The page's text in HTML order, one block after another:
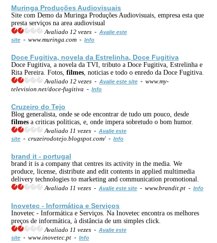
Muringa Produções Audiovisuais
Site com Demo da Muringa Produções Audiovisuais, empresa esta que
presta serviços na area audiovisual
Avaliado 12 vezes - Avalie este
site - www.muringa.com - Info
Doce Fugitiva, novela da Estrelinha, Doce Fugitiva
Doce Fugitiva, a novela da TVI, tributo a Doce Fugitiva, Estrelinha e
Rita Pereira. Fotos, filmes , noticias e todo o enredo da Doce Fugitiva.
Avaliado 12 vezes - Avalie este site - www.my-
television.net/doce-fugitiva - Info
Cruzeiro do Tejo
Blog generalista, onde se ode encontrar de tudo um pouco, desde
filmes a criticas politicas, e, onde impera sobretudo o bom humor.
Avaliado 11 vezes - Avalie este
site - cruzeirodotejo.blogspot.com/ - Info
brand it - portugal
brand it is a company that centres its activity in the media. We
produce, license, distribute and edit contents in applied multimedia
delivery technologies to marketing and communication promotional.
Avaliado 11 vezes - Avalie este site - www.brandit.pt - Info
Inovetec - Informática e Serviços
Inovetec - Informática e Serviços. Na Inovetec encontra os melhores
preços de informática, à distância de um simples click.
Avaliado 11 vezes - Avalie este
site - www.inovetec.pt - Info